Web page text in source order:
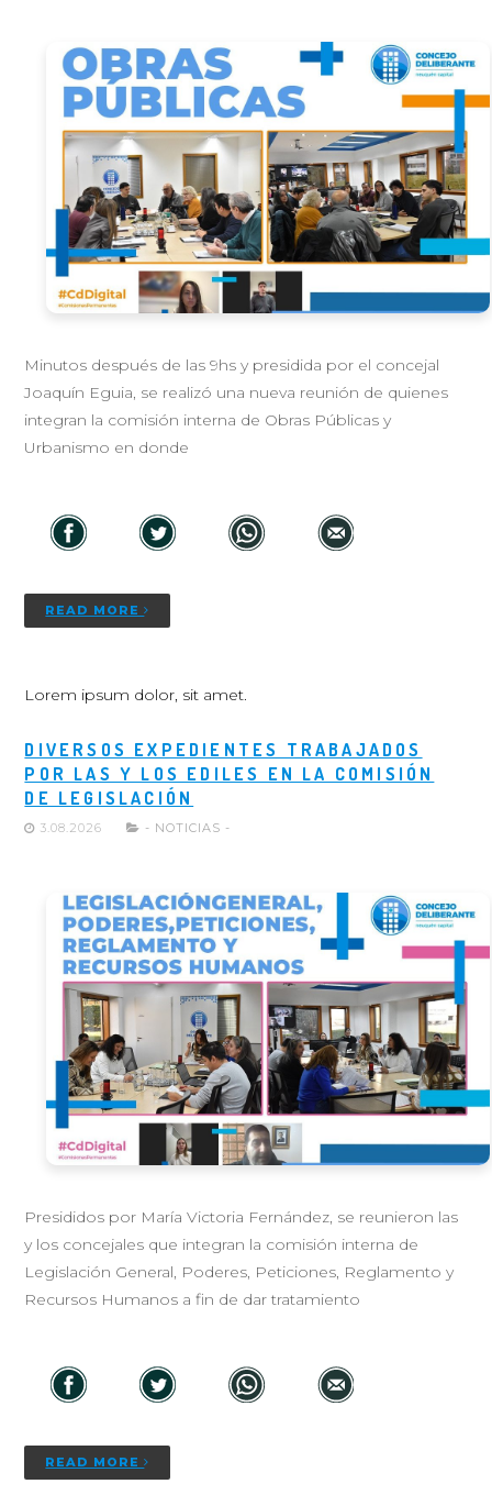
Minutos después de las 9hs y presidida por el concejal
Joaquín Eguia, se realizó una nueva reunión de quienes
integran la comisión interna de Obras Públicas y
Urbanismo en donde
READ MORE
Lorem ipsum dolor, sit amet.
DIVERSOS EXPEDIENTES TRABAJADOS
POR LAS Y LOS EDILES EN LA COMISIÓN
DE LEGISLACIÓN
3.08.2026 - NOTICIAS -
Presididos por María Victoria Fernández, se reunieron las
y los concejales que integran la comisión interna de
Legislación General, Poderes, Peticiones, Reglamento y
Recursos Humanos a fin de dar tratamiento
READ MORE